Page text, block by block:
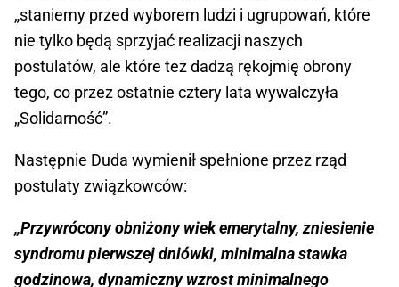
„staniemy przed wyborem ludzi i ugrupowań, które
nie tylko będą sprzyjać realizacji naszych
postulatów, ale które też dadzą rękojmię obrony
tego, co przez ostatnie cztery lata wywalczyła
„Solidarność”.
Następnie Duda wymienił spełnione przez rząd
postulaty związkowców:
„Przywrócony obniżony wiek emerytalny, zniesienie
syndromu pierwszej dniówki, minimalna stawka
godzinowa, dynamiczny wzrost minimalnego